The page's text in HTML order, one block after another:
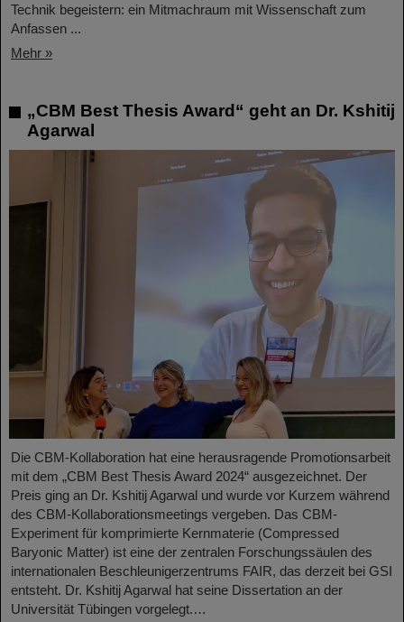
Technik begeistern: ein Mitmachraum mit Wissenschaft zum
Anfassen ...
Mehr »
„CBM Best Thesis Award“ geht an Dr. Kshitij
Agarwal
Die CBM-Kollaboration hat eine herausragende Promotionsarbeit
mit dem „CBM Best Thesis Award 2024“ ausgezeichnet. Der
Preis ging an Dr. Kshitij Agarwal und wurde vor Kurzem während
des CBM-Kollaborationsmeetings vergeben. Das CBM-
Experiment für komprimierte Kernmaterie (Compressed
Baryonic Matter) ist eine der zentralen Forschungssäulen des
internationalen Beschleunigerzentrums FAIR, das derzeit bei GSI
entsteht. Dr. Kshitij Agarwal hat seine Dissertation an der
Universität Tübingen vorgelegt.…